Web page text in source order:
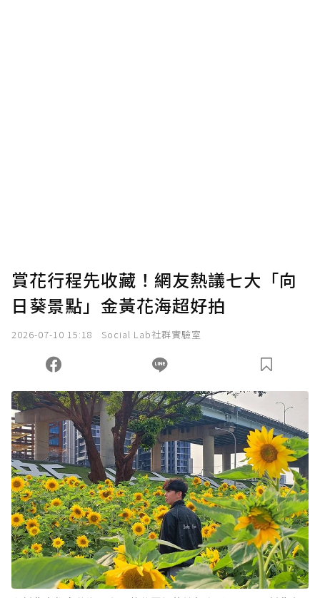
賞花行程先收藏！網友熱議七大「向
日葵景點」金黃花海超好拍
2026-07-10 15:18 Social Lab社群實驗室